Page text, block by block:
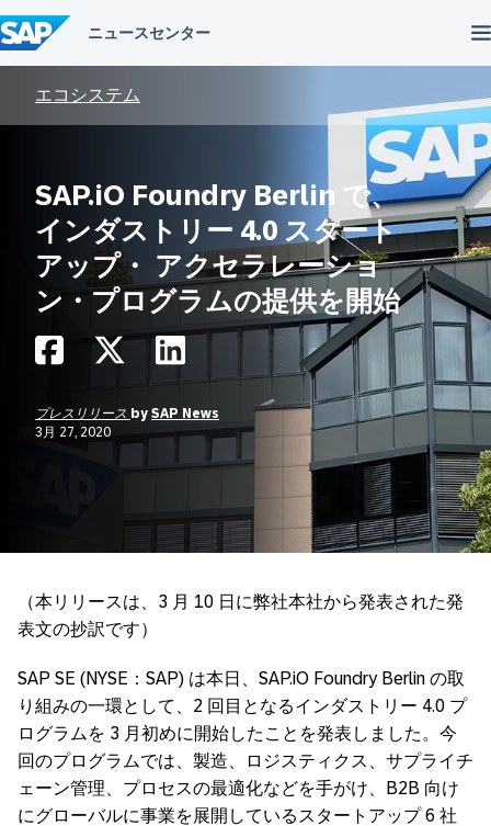
ン
テ
ン
エコシステム
SAP.iO Foundry Berlin で、
インダストリー 4.0 スタート
アップ・ アクセラレーショ
ン・プログラムの提供を開始
プレスリリース by SAP News
3月 27, 2020
（本リリースは、3 月 10 日に弊社本社から発表された発
表文の抄訳です）
SAP SE (NYSE：SAP) は本日、SAP.iO Foundry Berlin の取
り組みの一環として、2 回目となるインダストリー 4.0 プ
ログラムを 3 月初めに開始したことを発表しました。今
回のプログラムでは、製造、ロジスティクス、サプライチ
ェーン管理、プロセスの最適化などを手がけ、B2B 向け
にグローバルに事業を展開しているスタートアップ 6 社